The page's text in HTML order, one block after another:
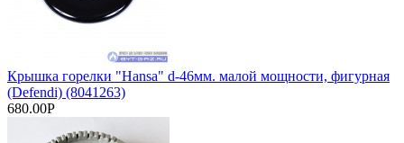
Крышка горелки "Hansa" d-46мм. малой мощности, фигурная
(Defendi) (8041263)
680.00Р